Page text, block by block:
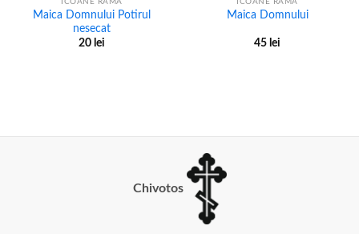
Maica Domnului Potirul
nesecat
20 lei
Maica Domnului
45 lei
Chivotos